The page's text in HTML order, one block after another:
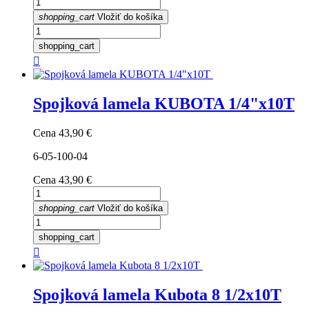
shopping_cart Vložiť do košíka
shopping_cart

Spojková lamela KUBOTA 1/4"x10T
Cena 43,90 €
6-05-100-04
Cena 43,90 €
shopping_cart Vložiť do košíka
shopping_cart

Spojková lamela Kubota 8 1/2x10T